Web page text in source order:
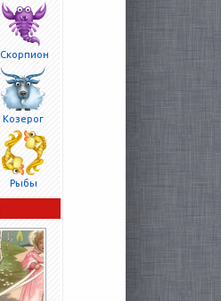
Скорпион
Козерог
Рыбы